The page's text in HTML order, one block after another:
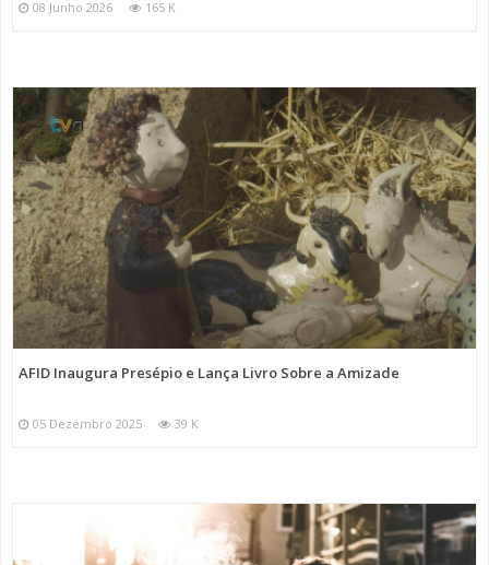
08 Junho 2026 165 K
AFID Inaugura Presépio e Lança Livro Sobre a Amizade
05 Dezembro 2025 39 K